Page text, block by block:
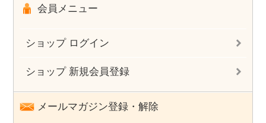
会員メニュー
ショップ ログイン
ショップ 新規会員登録
メールマガジン登録・解除